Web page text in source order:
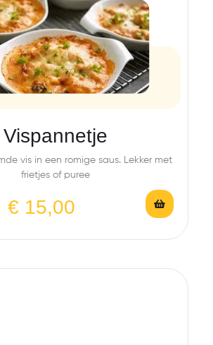
Vispannetje
vis in een romige saus. Lekker met
frietjes of puree
€ 15,00